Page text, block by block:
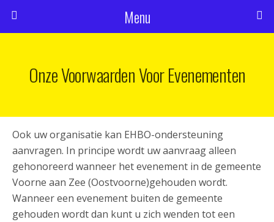
Menu
Onze Voorwaarden Voor Evenementen
Ook uw organisatie kan EHBO-ondersteuning
aanvragen. In principe wordt uw aanvraag alleen
gehonoreerd wanneer het evenement in de gemeente
Voorne aan Zee (Oostvoorne)gehouden wordt.
Wanneer een evenement buiten de gemeente
gehouden wordt dan kunt u zich wenden tot een